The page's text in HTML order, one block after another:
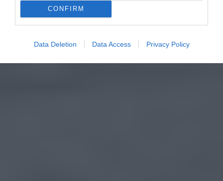
CONFIRM
Data Deletion Data Access Privacy Policy